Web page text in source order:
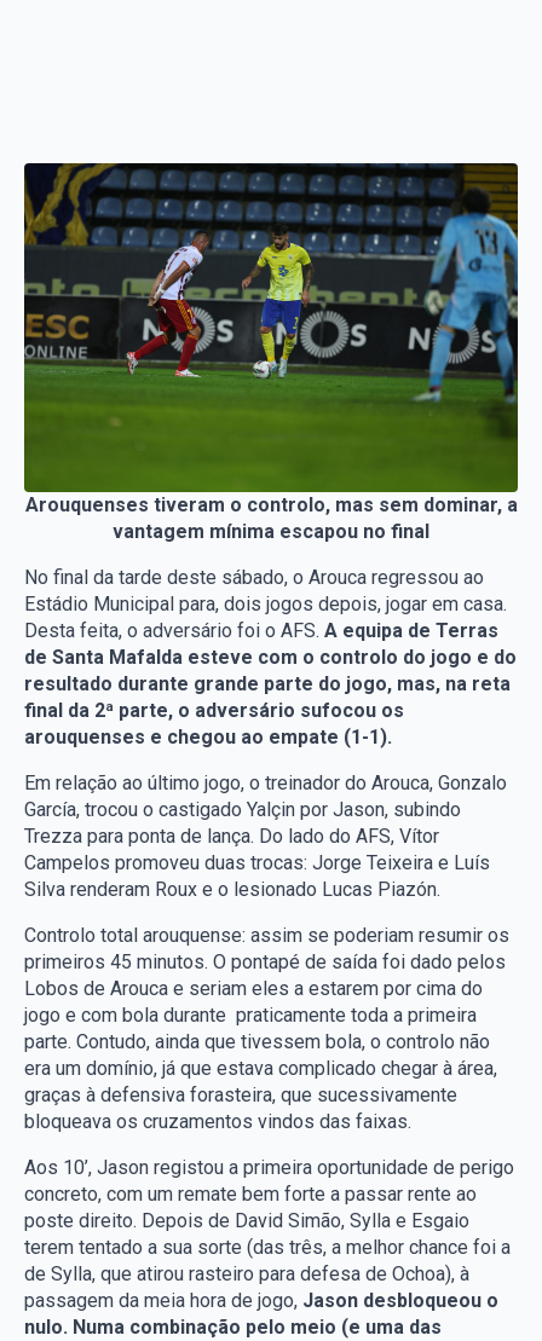
Arouquenses tiveram o controlo, mas sem dominar, a
vantagem mínima escapou no final
No final da tarde deste sábado, o Arouca regressou ao
Estádio Municipal para, dois jogos depois, jogar em casa.
Desta feita, o adversário foi o AFS. A equipa de Terras
de Santa Mafalda esteve com o controlo do jogo e do
resultado durante grande parte do jogo, mas, na reta
final da 2ª parte, o adversário sufocou os
arouquenses e chegou ao empate (1-1).
Em relação ao último jogo, o treinador do Arouca, Gonzalo
García, trocou o castigado Yalçin por Jason, subindo
Trezza para ponta de lança. Do lado do AFS, Vítor
Campelos promoveu duas trocas: Jorge Teixeira e Luís
Silva renderam Roux e o lesionado Lucas Piazón.
Controlo total arouquense: assim se poderiam resumir os
primeiros 45 minutos. O pontapé de saída foi dado pelos
Lobos de Arouca e seriam eles a estarem por cima do
jogo e com bola durante praticamente toda a primeira
parte. Contudo, ainda que tivessem bola, o controlo não
era um domínio, já que estava complicado chegar à área,
graças à defensiva forasteira, que sucessivamente
bloqueava os cruzamentos vindos das faixas.
Aos 10’, Jason registou a primeira oportunidade de perigo
concreto, com um remate bem forte a passar rente ao
poste direito. Depois de David Simão, Sylla e Esgaio
terem tentado a sua sorte (das três, a melhor chance foi a
de Sylla, que atirou rasteiro para defesa de Ochoa), à
passagem da meia hora de jogo, Jason desbloqueou o
nulo. Numa combinação pelo meio (e uma das